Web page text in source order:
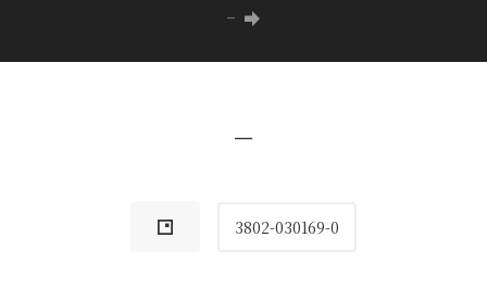
−
−
3802-030169-0